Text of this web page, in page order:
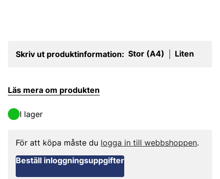
Skriv ut produktinformation: Stor (A4) Liten
Läs mera om produkten
I lager
För att köpa måste du logga in till webbshoppen.
Beställ inloggningsuppgifter